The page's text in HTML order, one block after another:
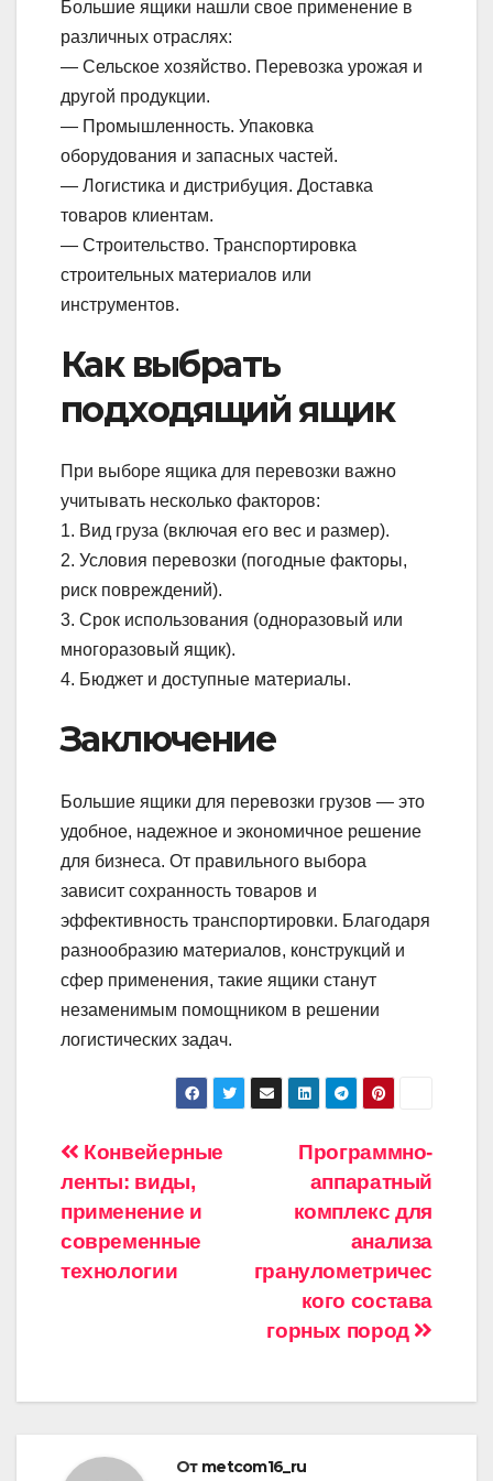
Большие ящики нашли свое применение в
различных отраслях:
— Сельское хозяйство. Перевозка урожая и
другой продукции.
— Промышленность. Упаковка
оборудования и запасных частей.
— Логистика и дистрибуция. Доставка
товаров клиентам.
— Строительство. Транспортировка
строительных материалов или
инструментов.
Как выбрать
подходящий ящик
При выборе ящика для перевозки важно
учитывать несколько факторов:
1. Вид груза (включая его вес и размер).
2. Условия перевозки (погодные факторы,
риск повреждений).
3. Срок использования (одноразовый или
многоразовый ящик).
4. Бюджет и доступные материалы.
Заключение
Большие ящики для перевозки грузов — это
удобное, надежное и экономичное решение
для бизнеса. От правильного выбора
зависит сохранность товаров и
эффективность транспортировки. Благодаря
разнообразию материалов, конструкций и
сфер применения, такие ящики станут
незаменимым помощником в решении
логистических задач.
Навигация
по
записям
Программно-
аппаратный
комплекс для
анализа
гранулометричес
кого состава
горных пород
Конвейерные
ленты: виды,
применение и
современные
технологии
От metcom16_ru